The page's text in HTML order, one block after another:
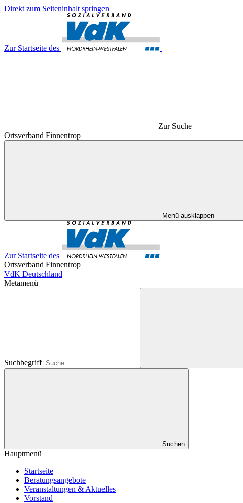
Direkt zum Seiteninhalt springen
Zur Startseite des
Zur Suche
Ortsverband Finnentrop
Menü ausklappen
Zur Startseite des
Ortsverband Finnentrop
VdK Deutschland
Metamenü
Suchbegriff
Suchen
Hauptmenü
Startseite
Beratungsangebote
Veranstaltungen & Aktuelles
Vorstand